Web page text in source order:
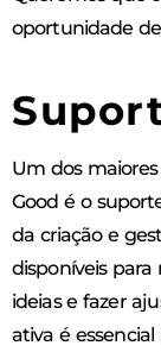
oportunidade
Um dos
Good é o
da criação e
disponíveis
ideias e fazer
ativa é